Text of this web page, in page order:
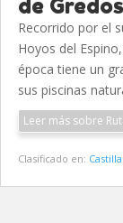
de Gredos
Recorrido por el
Hoyos del
época tiene un
sus piscinas
Leer más sobre
Clasificado en: